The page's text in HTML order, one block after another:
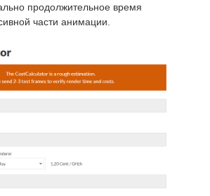
продолжительное время
части анимации.